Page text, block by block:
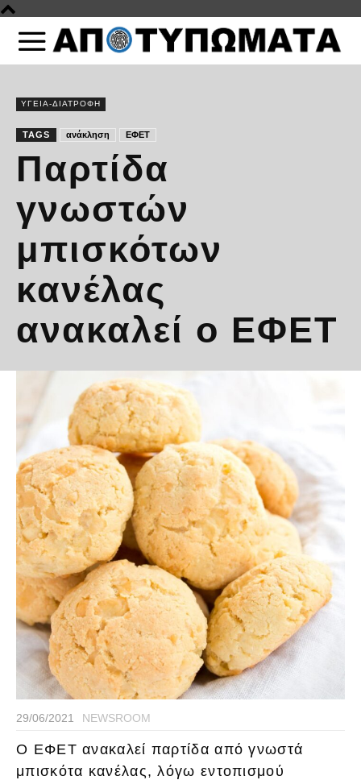
ΥΓΕΙΑ-ΔΙΑΤΡΟΦΗ
TAGS ανάκληση ΕΦΕΤ
Παρτίδα
γνωστών
μπισκότων
κανέλας
ανακαλεί ο ΕΦΕΤ
29/06/2021 NEWSROOM
Ο ΕΦΕΤ ανακαλεί παρτίδα από γνωστά
μπισκότα κανέλας, λόγω εντοπισμού